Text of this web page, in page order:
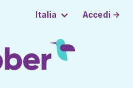
Italia Accedi →